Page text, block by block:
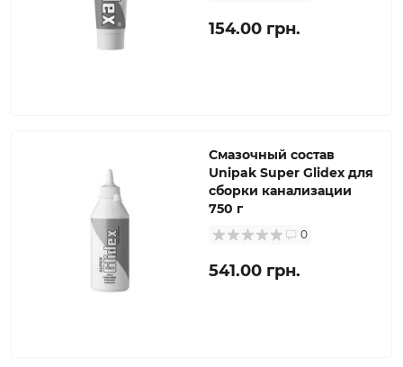
154.00 грн.
Смазочный состав
Unipak Super Glidex для
сборки канализации
750 г
0
541.00 грн.